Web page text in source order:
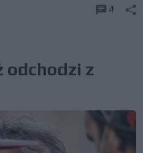
4
odchodzi z